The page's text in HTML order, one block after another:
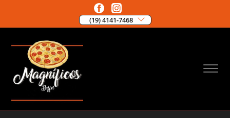
(19) 4141-7468